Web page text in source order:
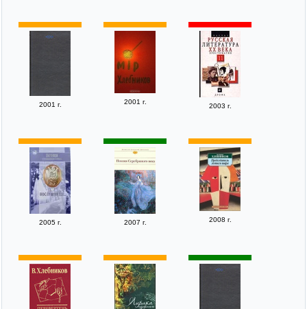
2001 г. 2001 г.
2003 г.
2005 г. 2007 г. 2008 г.